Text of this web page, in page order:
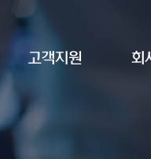
고객지원 회